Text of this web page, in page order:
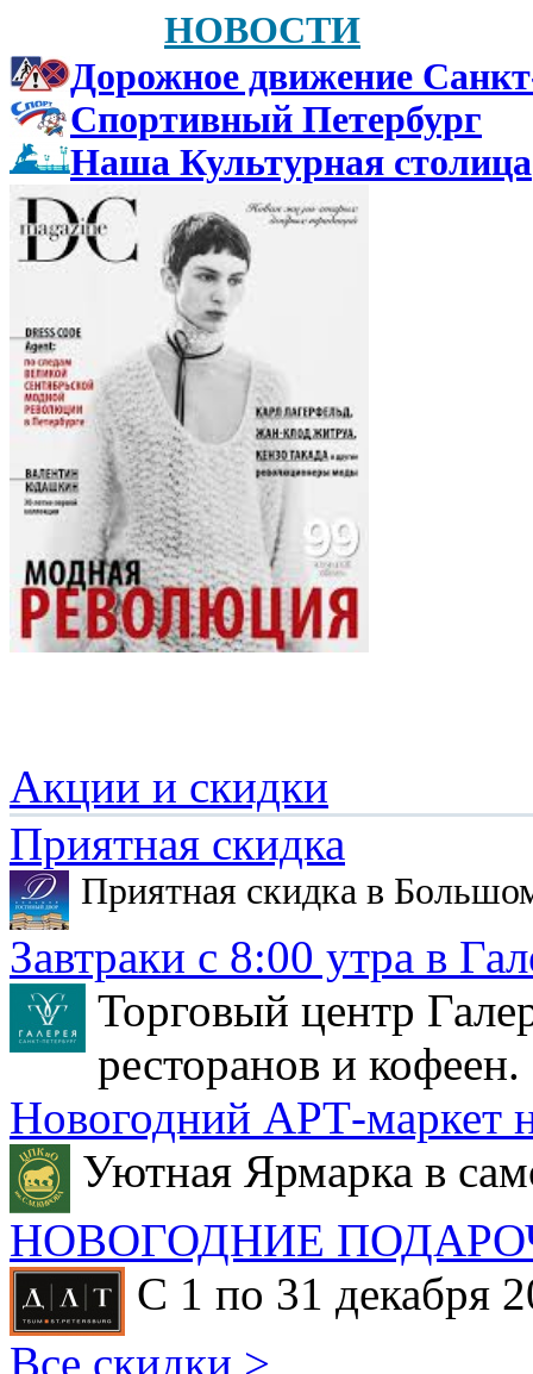
НОВОСТИ
Дорожное движение
Спортивный Петербург
Наша Культурная столица
Акции и скидки
Приятная скидка
Приятная скидка в
Завтраки с 8:00 утра в
Торговый центр
ресторанов и кофеен.
Новогодний АРТ-маркет
Уютная Ярмарка в
НОВОГОДНИЕ
С 1 по 31 декабря
Все скидки >